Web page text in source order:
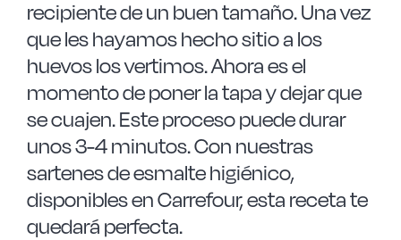
recipiente de un buen tamaño. Una vez
que les hayamos hecho sitio a los
huevos los vertimos. Ahora es el
momento de poner la tapa y dejar que
se cuajen. Este proceso puede durar
unos 3-4 minutos. Con nuestras
sartenes de esmalte higiénico,
disponibles en Carrefour, esta receta te
quedará perfecta.